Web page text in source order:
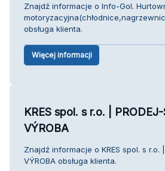
Znajdź informacje o Info-Gol.
obsługa klienta.
Więcej informacji
KRES spol. s r.o. |
VÝROBA
Znajdź informacje o KRES spol. s r.o. |
VÝROBA obsługa klienta.